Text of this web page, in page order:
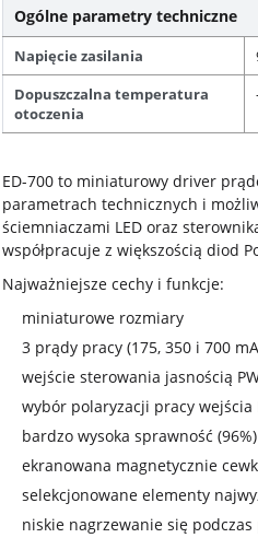
Ogólne parametry techniczne
Napięcie zasilania
Dopuszczalna temperatura
otoczenia
ED-700 to miniaturowy driver
parametrach technicznych i
ściemniaczami LED oraz
współpracuje z większością diod
Najważniejsze cechy i funkcje:
miniaturowe rozmiary
3 prądy pracy (175, 350 i 700
wejście sterowania jasnością
wybór polaryzacji pracy wejścia
bardzo wysoka sprawność (96%)
ekranowana magnetycznie
selekcjonowane elementy
niskie nagrzewanie się podczas